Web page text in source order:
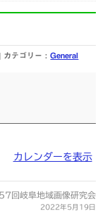
カテゴリー :General
カレンダーを表示
回岐阜地域画像研究会
2022年5月19日